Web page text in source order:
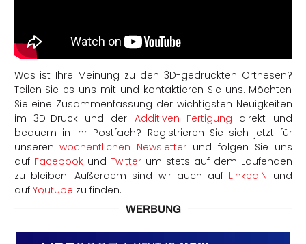
Was ist Ihre Meinung zu den 3D-gedruckten Orthesen?
Teilen Sie es uns mit und kontaktieren Sie uns. Möchten
Sie eine Zusammenfassung der wichtigsten Neuigkeiten
im 3D-Druck und der Additiven Fertigung direkt und
bequem in Ihr Postfach? Registrieren Sie sich jetzt für
unserenwöchentlichen Newsletter und folgen Sie uns
auf Facebookund Twitterum stets auf dem Laufenden
zu bleiben! Außerdem sind wir auch auf LinkedIN und
auf Youtube zu finden.
WERBUNG